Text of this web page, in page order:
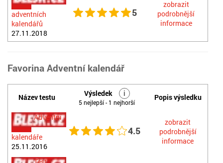
adventních
kalendářů
27.11.2018
5
zobrazit
podrobnější
informace
Favorina Adventní kalendář
Název testu Výsledek i
5 nejlepší - 1 nejhorší
Popis výsledku
Adventní
kalendáře
25.11.2016
4.5
zobrazit
podrobnější
informace